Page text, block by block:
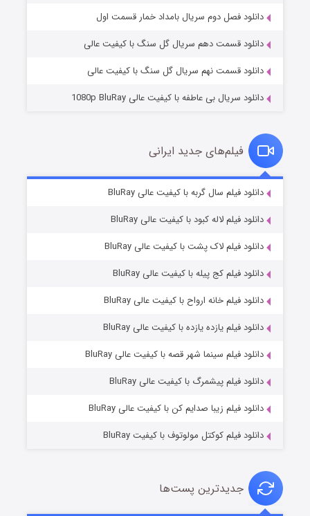
قسمت۲ (زیرنویس) منتشر شد
قسمت۷ (زیرنویس) منتشر شد
دانلود فصل دوم سریال بامداد خمار قسمت اول
دانلود قسمت دهم سریال گل سنگ با کیفیت عالی
دانلود قسمت نهم سریال گل سنگ با کیفیت عالی
دانلود سریال بی عاطفه با کیفیت عالی 1080p BluRay
فیلم‌های جدید ایرانی
دانلود فیلم سال گربه با کیفیت عالی BluRay
دانلود فیلم لاله کبود با کیفیت عالی BluRay
دانلود فیلم لاک پشت با کیفیت عالی BluRay
دانلود فیلم کج‌ پیله با کیفیت عالی BluRay
دانلود فیلم خانه ارواح با کیفیت عالی BluRay
دانلود فیلم یازده یازده با کیفیت عالی BluRay
دانلود فیلم سینما شهر قصه با کیفیت عالی BluRay
دانلود فیلم پیشمرگ با کیفیت عالی BluRay
دانلود فیلم زیبا صدایم کن با کیفیت عالی BluRay
دانلود فیلم کوکتل مولوتوف با کیفیت BluRay
جدیدترین پست‌ها